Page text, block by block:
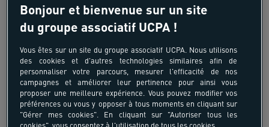
Bonjour et bienvenue sur un site
du groupe associatif UCPA !
Vous êtes sur un site du groupe associatif UCPA. Nous utilisons
des cookies et d'autres technologies similaires afin de
personnaliser votre parcours, mesurer l'efficacité de nos
campagnes et améliorer leur pertinence pour ainsi vous
proposer une meilleure expérience. Vous pouvez modifier vos
préférences ou vous y opposer à tous moments en cliquant sur
"Gérer mes cookies". En cliquant sur "Autoriser tous les